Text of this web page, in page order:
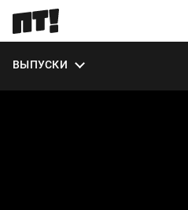
ВЫПУСКИ
О СЕЗОНЕ